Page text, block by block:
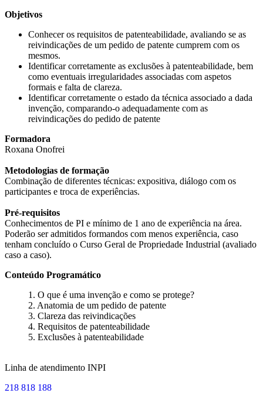
Objetivos
Conhecer os requisitos de patenteabilidade, avaliando se as
reivindicações de um pedido de patente cumprem com os
mesmos.
Identificar corretamente as exclusões à patenteabilidade, bem
como eventuais irregularidades associadas com aspetos
formais e falta de clareza.
Identificar corretamente o estado da técnica associado a dada
invenção, comparando-o adequadamente com as
reivindicações do pedido de patente
Formadora
Roxana Onofrei
Metodologias de formação
Combinação de diferentes técnicas: expositiva, diálogo com os
participantes e troca de experiências.
Pré-requisitos
Conhecimentos de PI e mínimo de 1 ano de experiência na área.
Poderão ser admitidos formandos com menos experiência, caso
tenham concluído o Curso Geral de Propriedade Industrial (avaliado
caso a caso).
Conteúdo Programático
1. O que é uma invenção e como se protege?
2. Anatomia de um pedido de patente
3. Clareza das reivindicações
4. Requisitos de patenteabilidade
5. Exclusões à patenteabilidade
Linha de atendimento INPI
218 818 188